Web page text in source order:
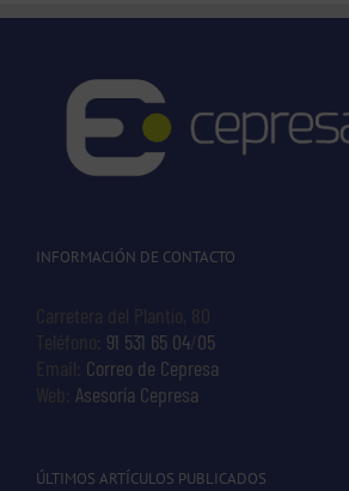
INFORMACIÓN DE CONTACTO
Carretera del Plantío, 80
Teléfono: 91 531 65 04 05
Email: Correo de Cepresa
Web: Asesoría Cepresa
ÚLTIMOS ARTÍCULOS PUBLICADOS